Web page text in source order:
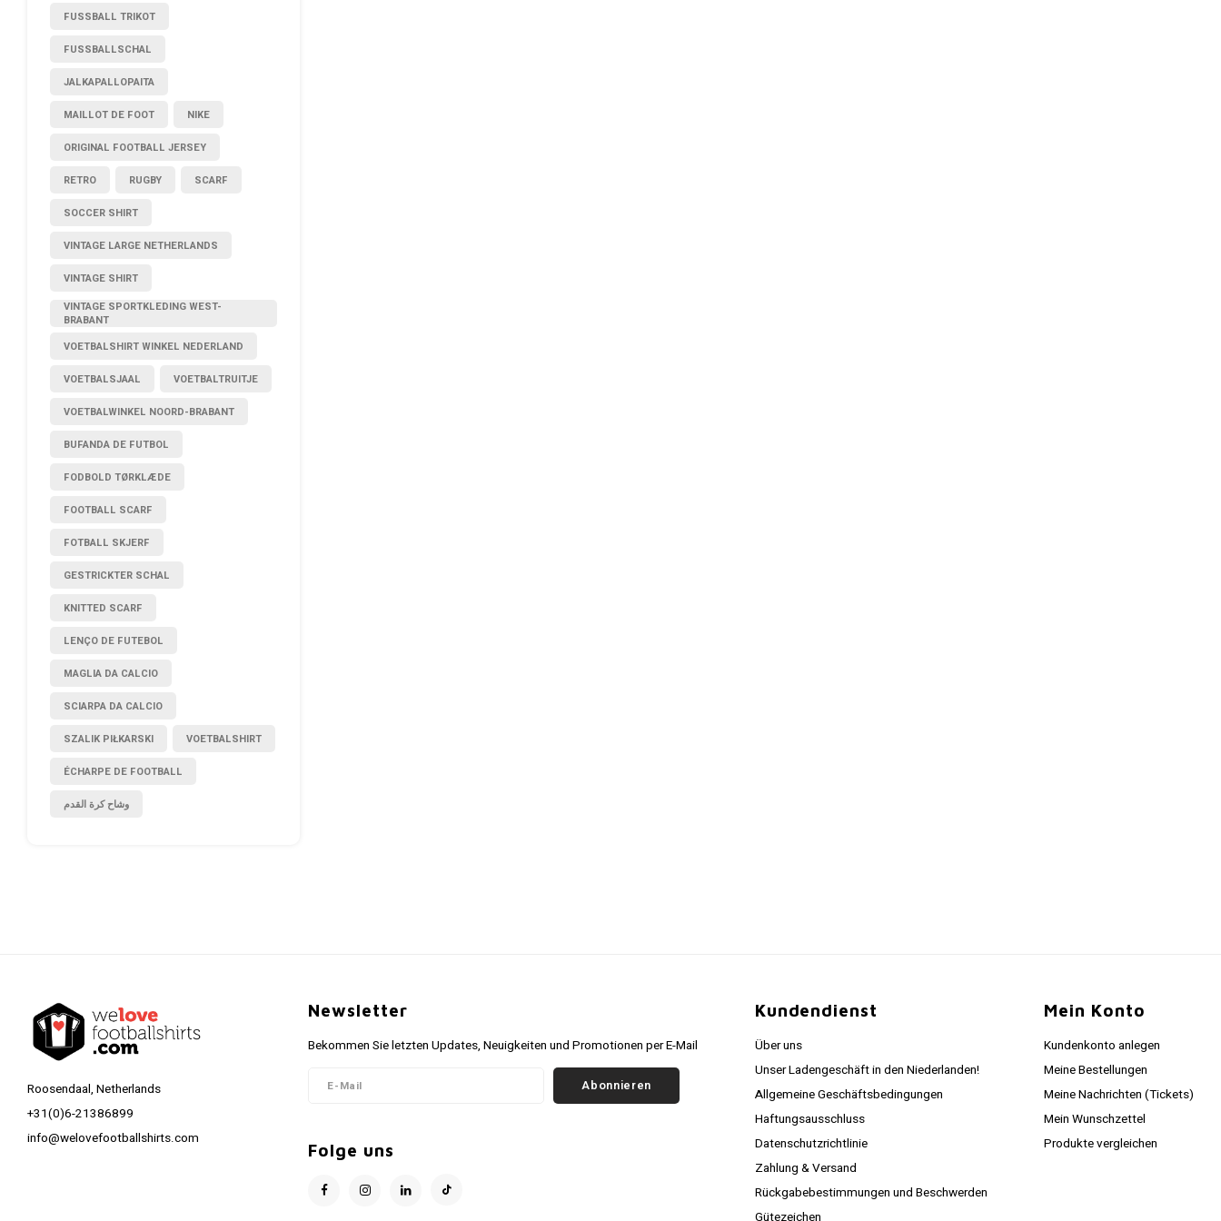
FUSSBALL TRIKOT
FUSSBALLSCHAL
JALKAPALLOPAITA
MAILLOT DE FOOT NIKE
ORIGINAL FOOTBALL JERSEY
RETRO RUGBY SCARF
SOCCER SHIRT
VINTAGE LARGE NETHERLANDS
VINTAGE SHIRT
VINTAGE SPORTKLEDING WEST-
BRABANT
VOETBALSHIRT WINKEL NEDERLAND
VOETBALSJAAL VOETBALTRUITJE
VOETBALWINKEL NOORD-BRABANT
BUFANDA DE FUTBOL
FODBOLD TØRKLÆDE
FOOTBALL SCARF
FOTBALL SKJERF
GESTRICKTER SCHAL
KNITTED SCARF
LENÇO DE FUTEBOL
MAGLIA DA CALCIO
SCIARPA DA CALCIO
SZALIK PIŁKARSKI VOETBALSHIRT
ÉCHARPE DE FOOTBALL
وشاح كرة القدم
Roosendaal, Netherlands
+31(0)6-21386899
info@welovefootballshirts.com
Newsletter
Bekommen Sie letzten Updates, Neuigkeiten und Promotionen per E-Mail
Abonnieren
Folge uns
Kundendienst
Über uns
Unser Ladengeschäft in den Niederlanden!
Allgemeine Geschäftsbedingungen
Haftungsausschluss
Datenschutzrichtlinie
Zahlung & Versand
Rückgabebestimmungen und Beschwerden
Gütezeichen
Mein Konto
Kundenkonto anlegen
Meine Bestellungen
Meine Nachrichten (Tickets)
Mein Wunschzettel
Produkte vergleichen